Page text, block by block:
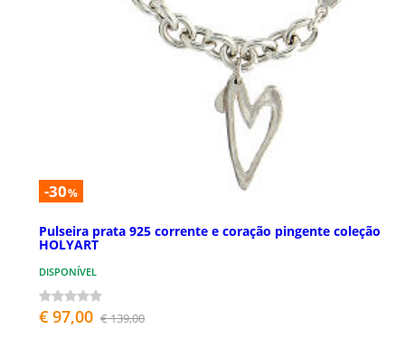
-30%
Pulseira prata 925 corrente e coração pingente coleção
HOLYART
DISPONÍVEL
€ 97,00 € 139,00